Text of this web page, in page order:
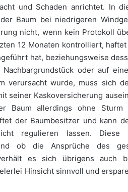
und Schaden anrichtet. In
Baum bei niedrigeren
nicht, wenn kein Protokoll
12 Monaten kontrolliert,
hat, beziehungsweise
oder auf
verursacht wurde, muss sich
seiner Kaskoversicherung
Baum allerdings ohne
der Baumbesitzer und kann
regulieren lassen.
ob die Ansprüche des
es sich übrigens auch
Hinsicht sinnvoll und